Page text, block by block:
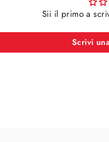
Sii il primo a
Scrivi